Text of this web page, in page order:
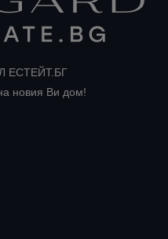
ЕСТЕЙТ.БГ
новия Ви дом!